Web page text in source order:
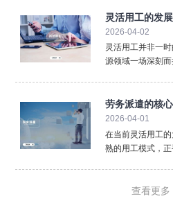
求。尤其在多地
涨的背景下，人事
灵活用工的发
2026-04-02
灵活用工并非一
源领域一场深刻
平台化是首要趋势
大数据、人工智能
劳务派遣的核
实现降本增效
2026-04-01
在当前灵活用工
熟的用工模式，正
务。劳务派遣最
查看更多